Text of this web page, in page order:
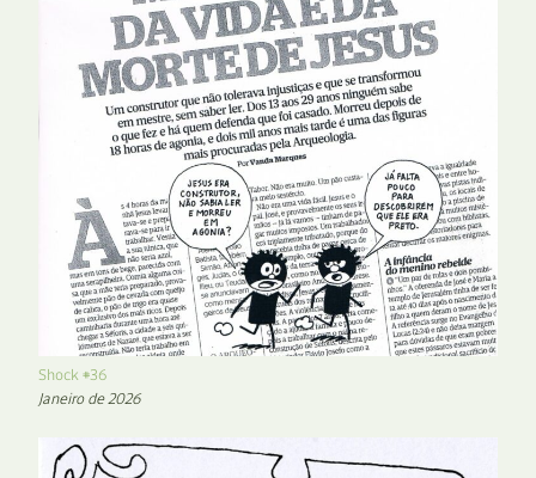
Shock #36
Janeiro de 2026